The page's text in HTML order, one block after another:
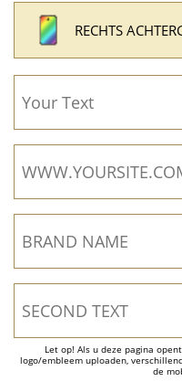
RECHTS
Let op! Als u deze pagina
logo/embleem uploaden,
de